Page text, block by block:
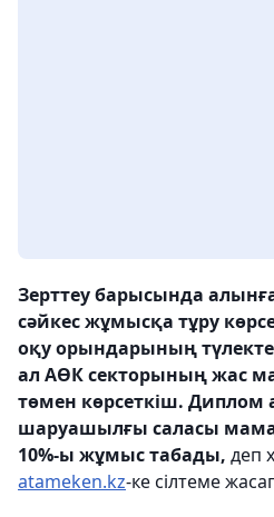
Зерттеу барысында
сәйкес жұмысқа тұру
оқу орындарының
ал АӨК секторының жас
төмен көрсеткіш. Диплом
шаруашылғы саласы
10%-ы жұмыс табады, деп
atameken.kz-ке сілтеме